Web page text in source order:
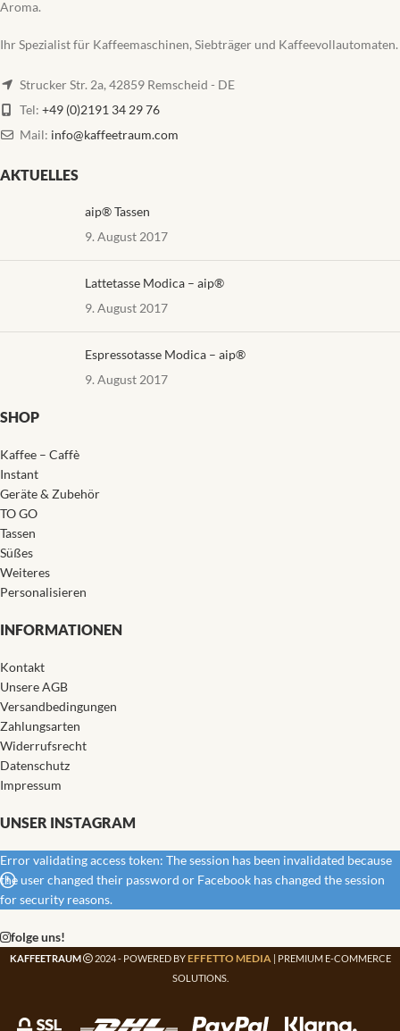
Aroma.
Ihr Spezialist für Kaffeemaschinen, Siebträger und Kaffeevollautomaten.
Strucker Str. 2a, 42859 Remscheid - DE
Tel: +49 (0)2191 34 29 76
Mail: info@kaffeetraum.com
AKTUELLES
aip® Tassen
9. August 2017
Lattetasse Modica – aip®
9. August 2017
Espressotasse Modica – aip®
9. August 2017
SHOP
Kaffee – Caffè
Instant
Geräte & Zubehör
TO GO
Tassen
Süßes
Weiteres
Personalisieren
INFORMATIONEN
Kontakt
Unsere AGB
Versandbedingungen
Zahlungsarten
Widerrufsrecht
Datenschutz
Impressum
UNSER INSTAGRAM
Error validating access token: The session has been invalidated because
the user changed their password or Facebook has changed the session
for security reasons.
folge uns!
KAFFEETRAUM 2024 - POWERED BY EFFETTO MEDIA | PREMIUM E-COMMERCE
SOLUTIONS.